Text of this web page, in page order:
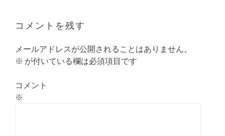
ー
ョ
ン
コメントを残す
メールアドレスが公開されることはありません。
※ が付いている欄は必須項目です
コメント
※